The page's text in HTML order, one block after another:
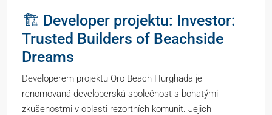
🏗️ Developer projektu: Investor:
Trusted Builders of Beachside
Dreams
Developerem projektu Oro Beach Hurghada je
renomovaná developerská společnost s bohatými
zkušenostmi v oblasti rezortních komunit. Jejich